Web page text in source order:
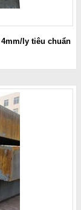
4mm/ly tiêu chuẩn